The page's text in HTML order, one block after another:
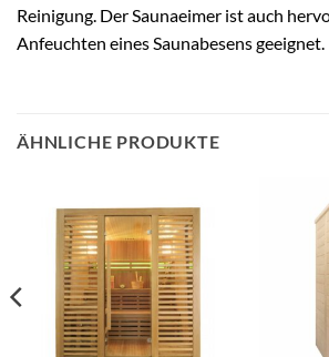
Reinigung. Der Saunaeimer ist auch
Anfeuchten eines Saunabesens geeignet.
ÄHNLICHE PRODUKTE